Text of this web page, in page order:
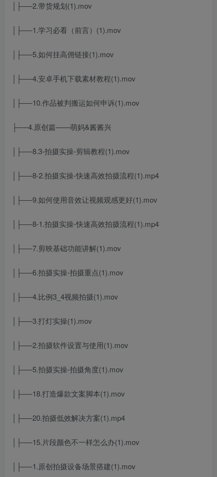
│├──2.带货规划(1).mov
│├──1.学习必看（前言）(1).mov
│├──5.如何挂高佣链接(1).mov
│├──4.安卓手机下载素材教程(1).mov
│├──10.作品被判搬运如何申诉(1).mov
├──4.原创篇——萌妈&酱酱兴
│├──8.3-拍摄实操-剪辑教程(1).mov
│├──8-2.拍摄实操-快速高效拍摄流程(1).mp4
│├──9.如何使用音效让视频观感更好(1).mov
│├──8-1.拍摄实操-快速高效拍摄流程(1).mp4
│├──7.剪映基础功能讲解(1).mov
│├──6.拍摄实操-拍摄重点(1).mov
│├──4.比例3_4视频拍摄(1).mov
│├──3.打灯实操(1).mov
│├──2.拍摄软件设置与使用(1).mov
│├──5.拍摄实操-拍摄角度(1).mov
│├──18.打造爆款文案脚本(1).mov
│├──20.拍摄低效解决方案(1).mp4
│├──15.片段颜色不一样怎么办(1).mov
│├──1.原创拍摄设备场景搭建(1).mov